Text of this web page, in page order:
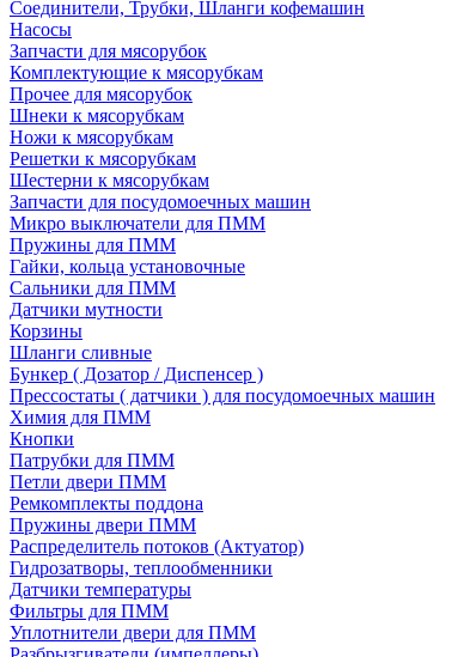
Соединители, Трубки, Шланги кофемашин
Насосы
Запчасти для мясорубок
Комплектующие к мясорубкам
Прочее для мясорубок
Шнеки к мясорубкам
Ножи к мясорубкам
Решетки к мясорубкам
Шестерни к мясорубкам
Запчасти для посудомоечных машин
Микро выключатели для ПММ
Пружины для ПММ
Гайки, кольца установочные
Сальники для ПММ
Датчики мутности
Корзины
Шланги сливные
Бункер ( Дозатор / Диспенсер )
Прессостаты ( датчики ) для посудомоечных машин
Химия для ПММ
Кнопки
Патрубки для ПММ
Петли двери ПММ
Ремкомплекты поддона
Пружины двери ПММ
Распределитель потоков (Актуатор)
Гидрозатворы, теплообменники
Датчики температуры
Фильтры для ПММ
Уплотнители двери для ПММ